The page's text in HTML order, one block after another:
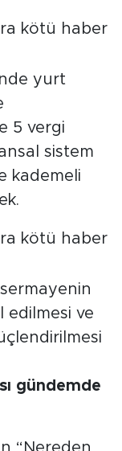
yurt
5 vergi
sistem
kademeli
edilmesi ve
gündemde